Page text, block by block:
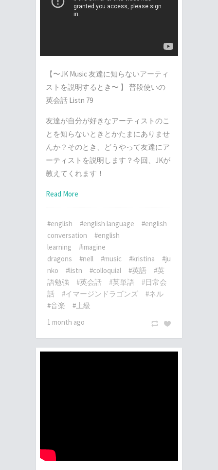
【〜JK Music 友達に知らないアーティ
ストを説明するとき〜 】 普段使いの
英会話 Listn 79
友達が自分が好きなアーティストのこ
とを知らないときとかたまにありませ
んか？そのとき、どうやって友達にア
ーティストを説明します？今回、JKが
教えてくれます！
Read More
#english #english language
#english
conversation
#english
learning
#imagine
dragons
#nell #music #kristina
#ju
nko
#listn #colloquial #英語
#英
語勉強
#英会話 #英単語
#日常会
話
#イマージンドラゴンズ
#ネル
#音楽
#上級
1 month ago